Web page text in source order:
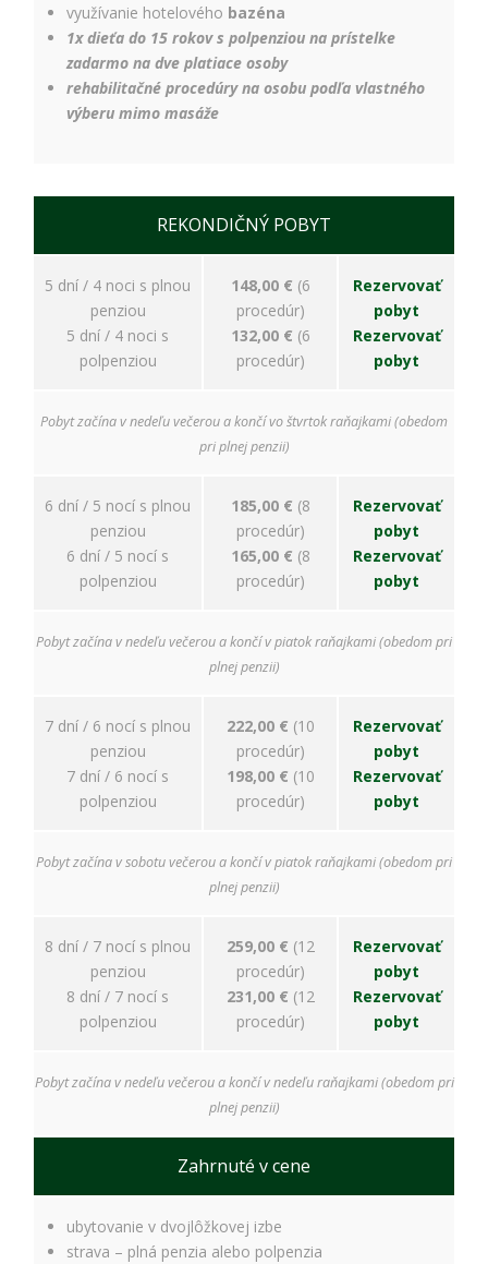
využívanie hotelového bazéna
1x dieťa do 15 rokov s polpenziou na prístelke
zadarmo na dve platiace osoby
rehabilitačné procedúry na osobu podľa vlastného
výberu mimo masáže
REKONDIČNÝ POBYT
5 dní / 4 noci s plnou
penziou
5 dní / 4 noci s
polpenziou
148,00 € (6
procedúr)
132,00 € (6
procedúr)
Rezervovať
pobyt
Rezervovať
pobyt
Pobyt začína v nedeľu večerou a končí vo štvrtok raňajkami (obedom
pri plnej penzii)
6 dní / 5 nocí s plnou
penziou
6 dní / 5 nocí s
polpenziou
185,00 € (8
procedúr)
165,00 € (8
procedúr)
Rezervovať
pobyt
Rezervovať
pobyt
Pobyt začína v nedeľu večerou a končí v piatok raňajkami (obedom pri
plnej penzii)
7 dní / 6 nocí s plnou
penziou
7 dní / 6 nocí s
polpenziou
222,00 € (10
procedúr)
198,00 € (10
procedúr)
Rezervovať
pobyt
Rezervovať
pobyt
Pobyt začína v sobotu večerou a končí v piatok raňajkami (obedom pri
plnej penzii)
8 dní / 7 nocí s plnou
penziou
8 dní / 7 nocí s
polpenziou
259,00 € (12
procedúr)
231,00 € (12
procedúr)
Rezervovať
pobyt
Rezervovať
pobyt
Pobyt začína v nedeľu večerou a končí v nedeľu raňajkami (obedom pri
plnej penzii)
Zahrnuté v cene
ubytovanie v dvojlôžkovej izbe
strava – plná penzia alebo polpenzia